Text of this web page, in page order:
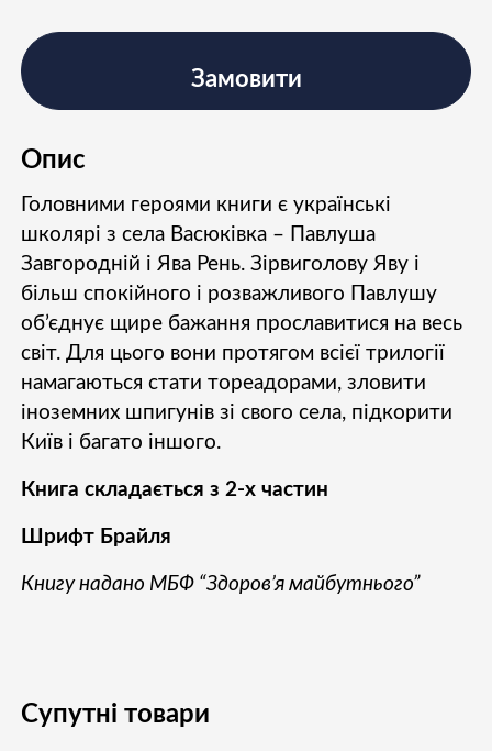
Опис
Головними героями книги є українські
школярі з села Васюківка – Павлуша
Завгородній і Ява Рень. Зірвиголову Яву і
більш спокійного і розважливого Павлушу
об’єднує щире бажання прославитися на весь
світ. Для цього вони протягом всієї трилогії
намагаються стати тореадорами, зловити
іноземних шпигунів зі свого села, підкорити
Київ і багато іншого.
Книга складається з 2-х частин
Шрифт Брайля
Книгу надано МБФ “Здоров’я майбутнього”
Замовити
Супутні товари